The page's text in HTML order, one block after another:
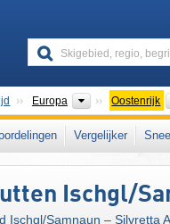
Europa Continenten
Oostenrijk
Europa Continenten
Zwitserland
Alpen
oostelijk deel van de
Vergelijker
Ischgl/​
Ischgl/​Samnaun – Silvretta